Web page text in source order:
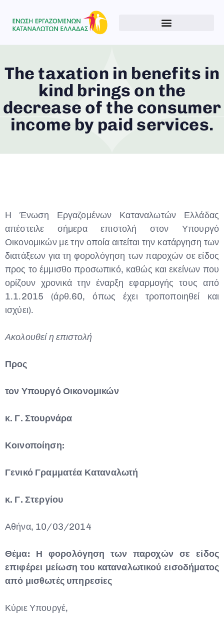
The taxation in benefits in
kind brings on the
decrease of the consumer
income by paid services.
Η Ένωση Εργαζομένων Καταναλωτών Ελλάδας
απέστειλε σήμερα επιστολή στον Υπουργό
Οικονομικών με την οποία αιτείται την κατάργηση των
διατάξεων για τη φορολόγηση των παροχών σε είδος
προς το έμμισθο προσωπικό, καθώς και εκείνων που
ορίζουν χρονικά την έναρξη εφαρμογής τους από
1.1.2015 (άρθ.60, όπως έχει τροποποιηθεί και
ισχύει).
Ακολουθεί η επιστολή
Προς
τον Υπουργό Οικονομικών
κ. Γ. Στουρνάρα
Κοινοποίηση:
Γενικό Γραμματέα Καταναλωτή
κ. Γ. Στεργίου
Αθήνα, 10/03/2014
Θέμα: Η φορολόγηση των παροχών σε είδος
επιφέρει μείωση του καταναλωτικού εισοδήματος
από μισθωτές υπηρεσίες
Κύριε Υπουργέ,
Type and hit enter